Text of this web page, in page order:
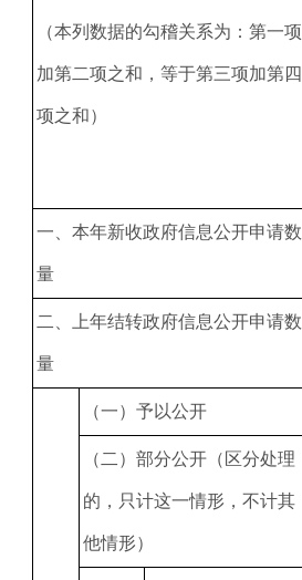
（本列数据的勾稽关系为：第一项
加第二项之和，等于第三项加第四
项之和）
一、本年新收政府信息公开申请数
量
二、上年结转政府信息公开申请数
量
（一）予以公开
（二）部分公开（区分处理
的，只计这一情形，不计其
他情形）